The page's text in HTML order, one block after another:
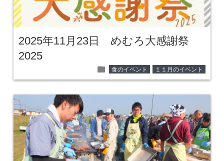
2025年11月23日 めむろ大感謝祭
2025
folder 食のイベント １１月のイベント